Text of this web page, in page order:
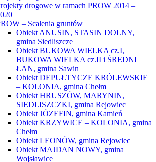
drogowe w ramach PROW 2014 –
– Scalenia gruntów
Obiekt ANUSIN, STASIN DOLNY,
gmina Siedliszcze
Obiekt BUKOWA WIELKA cz.I,
BUKOWA WIELKA cz.II i ŚREDNI
ŁAN, gmina Sawin
Obiekt DEPUŁTYCZE KRÓLEWSKIE
– KOLONIA, gmina Chełm
Obiekt HRUSZÓW, MARYNIN,
SIEDLISZCZKI, gmina Rejowiec
Obiekt JÓZEFIN, gmina Kamień
Obiekt KRZYWICE – KOLONIA, gmina
Chełm
Obiekt LEONÓW, gmina Rejowiec
Obiekt MAJDAN NOWY, gmina
Wojsławice